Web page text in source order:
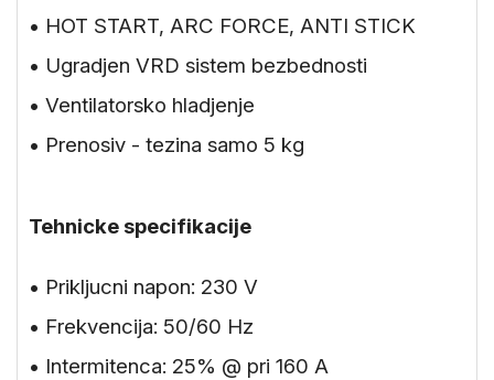
• HOT START, ARC FORCE, ANTI STICK
• Ugradjen VRD sistem bezbednosti
• Ventilatorsko hladjenje
• Prenosiv - tezina samo 5 kg
Tehnicke specifikacije
• Prikljucni napon: 230 V
• Frekvencija: 50/60 Hz
• Intermitenca: 25% @ pri 160 A